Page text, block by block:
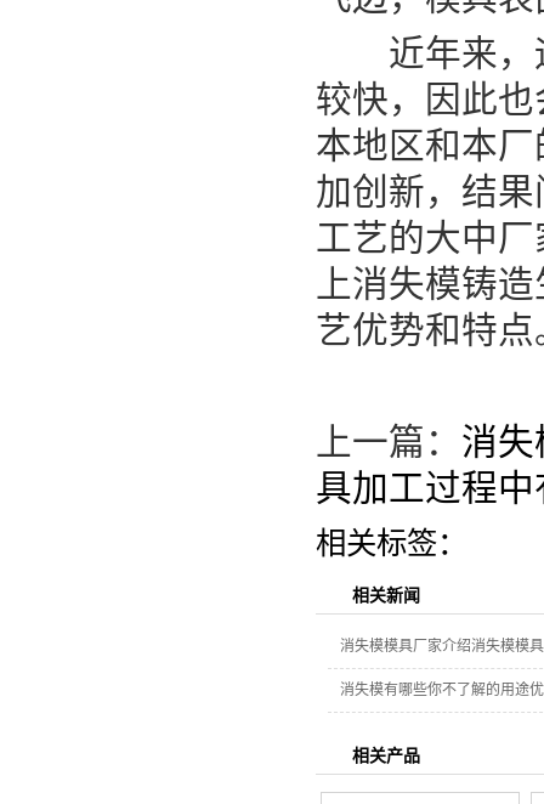
近年来，
较快，因此
本地区和本
加创新，结
工艺的大中
上消失模铸
艺优势和特点
上一篇： 消失
具加工过程
相关标签：
相关新闻
消失模模具厂家介绍消失模模
消失模有哪些你不了解的用途
相关产品